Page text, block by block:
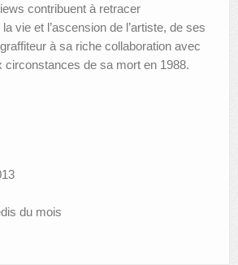
contribuent à retracer
vie et l’ascension de l’artiste, de ses
à sa riche collaboration avec
circonstances de sa mort en 1988.
du mois